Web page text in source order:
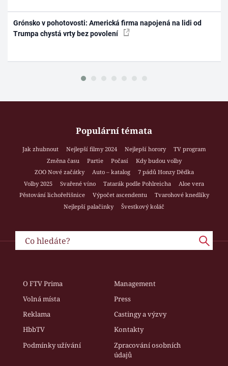
Grónsko v pohotovosti: Americká firma napojená na lidi od
Trumpa chystá vrty bez povolení
Populární témata
Jak zhubnout Nejlepší filmy 2024 Nejlepší horory
TV program
Změna času
Partie Počasí
Kdy budou volby
ZOO Nové začátky
Auto – katalog
7 pádů Honzy Dědka
Volby 2025
Svařené víno Tatarák podle Pohlreicha
Aloe vera
Pěstování lichořeřišnice
Výpočet ascendentu
Tvarohové knedlíky
Nejlepší palačinky
Švestkový koláč
O FTV Prima
Management
Volná místa
Press
Reklama
Castingy a výzvy
HbbTV
Kontakty
Podmínky užívání
Zpracování osobních
údajů